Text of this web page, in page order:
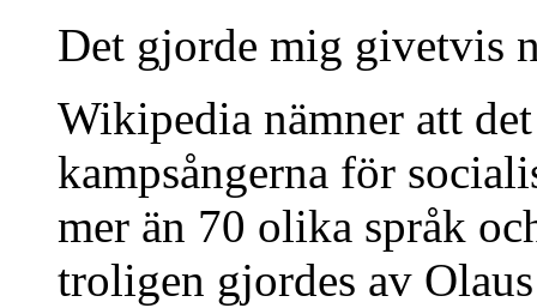
Det gjorde mig
Wikipedia nämner att
kampsångerna för
mer än 70 olika språk
troligen gjordes av